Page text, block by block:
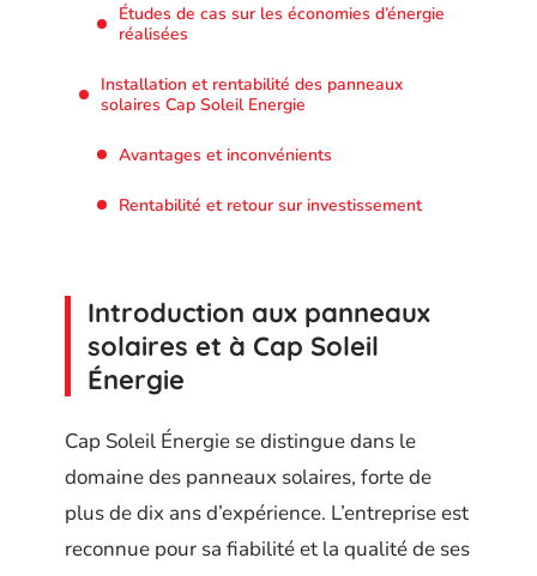
Études de cas sur les économies d’énergie
réalisées
Installation et rentabilité des panneaux
solaires Cap Soleil Energie
Avantages et inconvénients
Rentabilité et retour sur investissement
Introduction aux panneaux
solaires et à Cap Soleil
Énergie
Cap Soleil Énergie se distingue dans le
domaine des panneaux solaires, forte de
plus de dix ans d’expérience. L’entreprise est
reconnue pour sa fiabilité et la qualité de ses